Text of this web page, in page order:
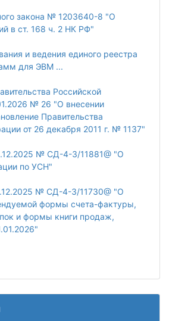
закона № 1203640-8 "О
в ст. 168 ч. 2 НК РФ"
и ведения единого реестра
для ЭВМ ...
Российской
№ 26 "О внесении
Правительства
от 26 декабря 2011 г. № 1137"
№ СД-4-3/11881@ "О
по УСН"
№ СД-4-3/11730@ "О
формы счета-фактуры,
и формы книги продаж,